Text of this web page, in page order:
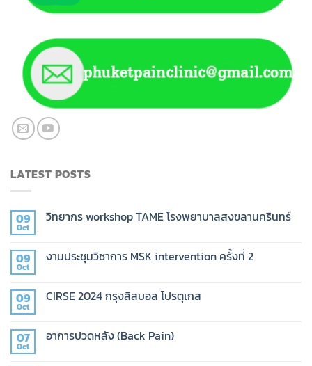
LATEST POSTS
09
Oct
วิทยากร workshop TAME โรงพยาบาลสงขลานครินทร์
09
Oct
งานประชุมวิชาการ MSK intervention ครั้งที่ 2
09
Oct
CIRSE 2024 กรุงลิสบอล โปรตุเกส
07
Oct
อาการปวดหลัง (Back Pain)